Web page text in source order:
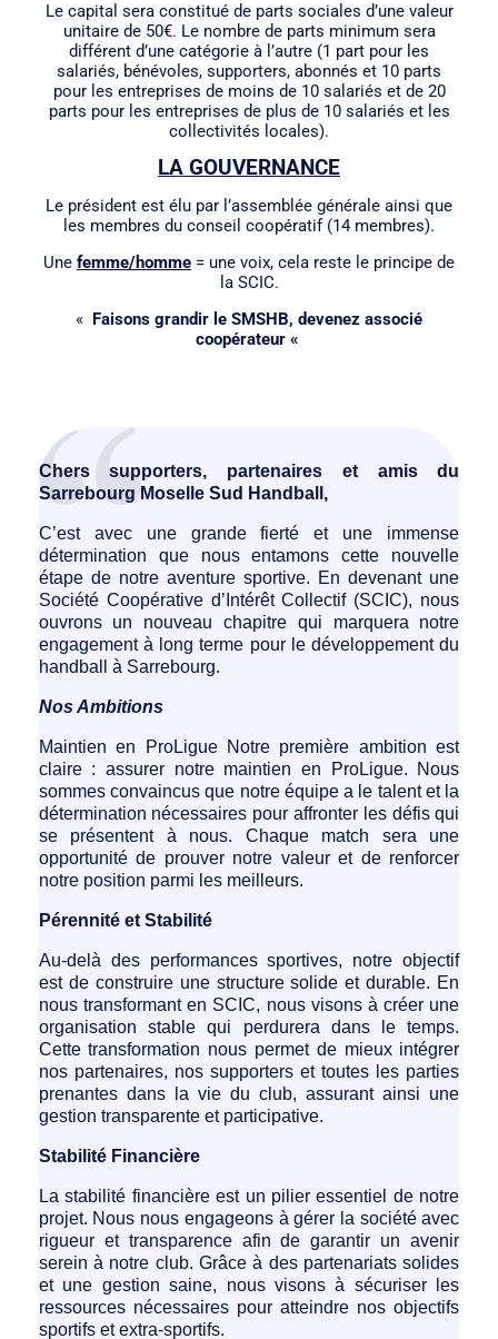
Le capital sera constitué de parts sociales d’une valeur
unitaire de 50€. Le nombre de parts minimum sera
différent d’une catégorie à l’autre (1 part pour les
salariés, bénévoles, supporters, abonnés et 10 parts
pour les entreprises de moins de 10 salariés et de 20
parts pour les entreprises de plus de 10 salariés et les
collectivités locales).
LA GOUVERNANCE
Le président est élu par l’assemblée générale ainsi que
les membres du conseil coopératif (14 membres).
Une femme/homme = une voix, cela reste le principe de
la SCIC.
« Faisons grandir le SMSHB, devenez associé
coopérateur «
Chers supporters, partenaires et amis du
Sarrebourg Moselle Sud Handball,
C’est avec une grande fierté et une immense
détermination que nous entamons cette nouvelle
étape de notre aventure sportive. En devenant une
Société Coopérative d’Intérêt Collectif (SCIC), nous
ouvrons un nouveau chapitre qui marquera notre
engagement à long terme pour le développement du
handball à Sarrebourg.
Nos Ambitions
Maintien en ProLigue Notre première ambition est
claire : assurer notre maintien en ProLigue. Nous
sommes convaincus que notre équipe a le talent et la
détermination nécessaires pour affronter les défis qui
se présentent à nous. Chaque match sera une
opportunité de prouver notre valeur et de renforcer
notre position parmi les meilleurs.
Pérennité et Stabilité
Au-delà des performances sportives, notre objectif
est de construire une structure solide et durable. En
nous transformant en SCIC, nous visons à créer une
organisation stable qui perdurera dans le temps.
Cette transformation nous permet de mieux intégrer
nos partenaires, nos supporters et toutes les parties
prenantes dans la vie du club, assurant ainsi une
gestion transparente et participative.
Stabilité Financière
La stabilité financière est un pilier essentiel de notre
projet. Nous nous engageons à gérer la société avec
rigueur et transparence afin de garantir un avenir
serein à notre club. Grâce à des partenariats solides
et une gestion saine, nous visons à sécuriser les
ressources nécessaires pour atteindre nos objectifs
sportifs et extra-sportifs.